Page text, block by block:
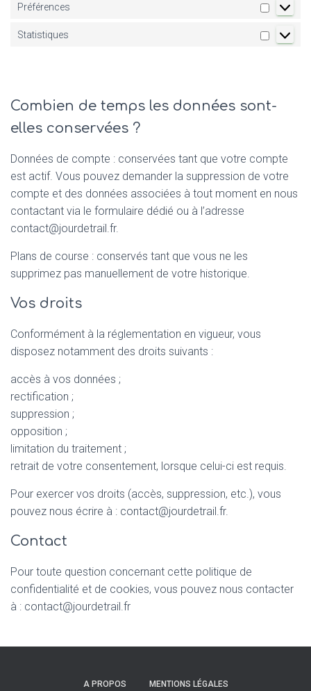
Préférences
Statistiques
Combien de temps les données sont-
elles conservées ?
Données de compte : conservées tant que votre compte
est actif. Vous pouvez demander la suppression de votre
compte et des données associées à tout moment en nous
contactant via le formulaire dédié ou à l’adresse
contact@jourdetrail.fr.
Plans de course : conservés tant que vous ne les
supprimez pas manuellement de votre historique.
Vos droits
Conformément à la réglementation en vigueur, vous
disposez notamment des droits suivants :
accès à vos données ;
rectification ;
suppression ;
opposition ;
limitation du traitement ;
retrait de votre consentement, lorsque celui-ci est requis.
Pour exercer vos droits (accès, suppression, etc.), vous
pouvez nous écrire à : contact@jourdetrail.fr.
Contact
Pour toute question concernant cette politique de
confidentialité et de cookies, vous pouvez nous contacter
à : contact@jourdetrail.fr
A PROPOS MENTIONS LÉGALES